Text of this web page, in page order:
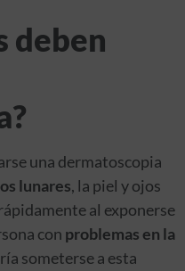
deben
una dermatoscopia
lunares, la piel y ojos
al exponerse
con problemas en la
someterse a esta